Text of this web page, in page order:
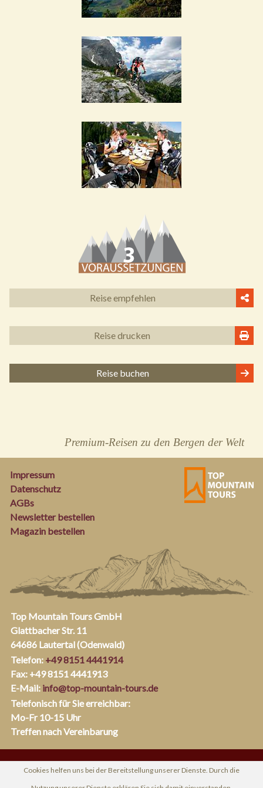
Reise empfehlen
Reise drucken
Reise buchen
Premium-Reisen zu den Bergen der Welt
Impressum
Datenschutz
AGBs
Newsletter bestellen
Magazin bestellen
Top Mountain Tours GmbH
Glattbacher Str. 11
64686 Lautertal (Odenwald)
Telefon: +49 8151 4441914
Fax: +49 8151 4441913
E-Mail: info@top-mountain-tours.de
Telefonisch für Sie erreichbar:
Mo-Fr 10-15 Uhr
Treffen nach Vereinbarung
Cookies helfen uns bei der Bereitstellung unserer Dienste. Durch die